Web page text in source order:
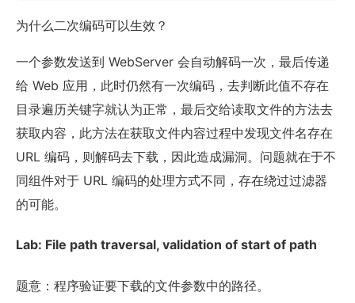
为什么二次编码可以生效？
一个参数发送到 WebServer 会自动解码一次，最后传递
给 Web 应用，此时仍然有一次编码，去判断此值不存在
目录遍历关键字就认为正常，最后交给读取文件的方法去
获取内容，此方法在获取文件内容过程中发现文件名存在
URL 编码，则解码去下载，因此造成漏洞。问题就在于不
同组件对于 URL 编码的处理方式不同，存在绕过过滤器
的可能。
Lab: File path traversal, validation of start of path
题意：程序验证要下载的文件参数中的路径。